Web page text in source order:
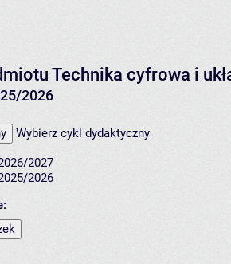
Technika cyfrowa i
2026
Wybierz cykl dydaktyczny
2027
2026